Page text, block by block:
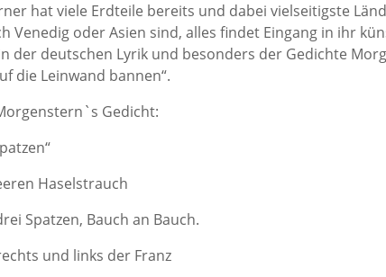
hat viele Erdteile bereits und dabei vielseitigste
Venedig oder Asien sind, alles findet Eingang in ihr
der deutschen Lyrik und besonders der Gedichte
die Leinwand bannen“.
Gedicht:
Haselstrauch
Spatzen, Bauch an Bauch.
und links der Franz